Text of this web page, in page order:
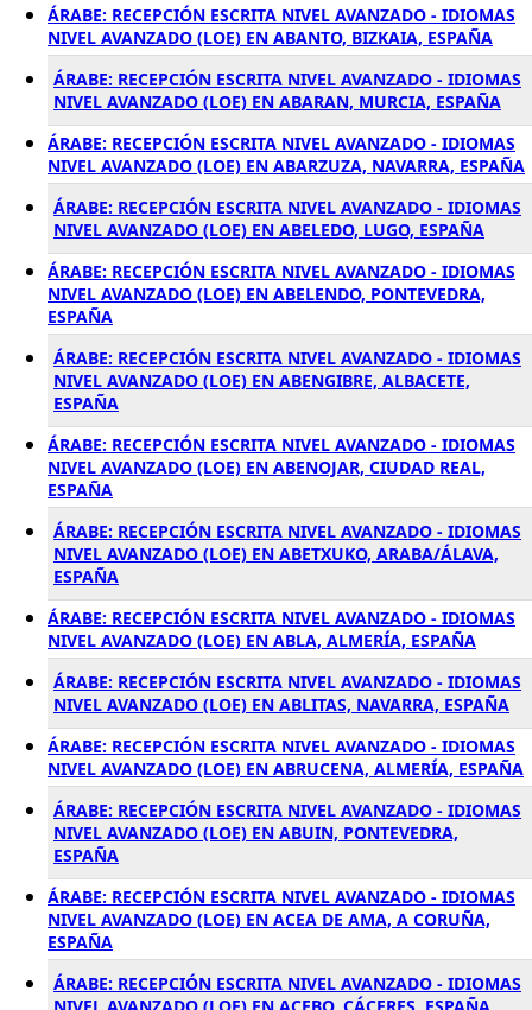
ÁRABE: RECEPCIÓN ESCRITA NIVEL AVANZADO - IDIOMAS
NIVEL AVANZADO (LOE) EN ABANTO, BIZKAIA, ESPAÑA
ÁRABE: RECEPCIÓN ESCRITA NIVEL AVANZADO - IDIOMAS
NIVEL AVANZADO (LOE) EN ABARAN, MURCIA, ESPAÑA
ÁRABE: RECEPCIÓN ESCRITA NIVEL AVANZADO - IDIOMAS
NIVEL AVANZADO (LOE) EN ABARZUZA, NAVARRA, ESPAÑA
ÁRABE: RECEPCIÓN ESCRITA NIVEL AVANZADO - IDIOMAS
NIVEL AVANZADO (LOE) EN ABELEDO, LUGO, ESPAÑA
ÁRABE: RECEPCIÓN ESCRITA NIVEL AVANZADO - IDIOMAS
NIVEL AVANZADO (LOE) EN ABELENDO, PONTEVEDRA,
ESPAÑA
ÁRABE: RECEPCIÓN ESCRITA NIVEL AVANZADO - IDIOMAS
NIVEL AVANZADO (LOE) EN ABENGIBRE, ALBACETE,
ESPAÑA
ÁRABE: RECEPCIÓN ESCRITA NIVEL AVANZADO - IDIOMAS
NIVEL AVANZADO (LOE) EN ABENOJAR, CIUDAD REAL,
ESPAÑA
ÁRABE: RECEPCIÓN ESCRITA NIVEL AVANZADO - IDIOMAS
NIVEL AVANZADO (LOE) EN ABETXUKO, ARABA/ÁLAVA,
ESPAÑA
ÁRABE: RECEPCIÓN ESCRITA NIVEL AVANZADO - IDIOMAS
NIVEL AVANZADO (LOE) EN ABLA, ALMERÍA, ESPAÑA
ÁRABE: RECEPCIÓN ESCRITA NIVEL AVANZADO - IDIOMAS
NIVEL AVANZADO (LOE) EN ABLITAS, NAVARRA, ESPAÑA
ÁRABE: RECEPCIÓN ESCRITA NIVEL AVANZADO - IDIOMAS
NIVEL AVANZADO (LOE) EN ABRUCENA, ALMERÍA, ESPAÑA
ÁRABE: RECEPCIÓN ESCRITA NIVEL AVANZADO - IDIOMAS
NIVEL AVANZADO (LOE) EN ABUIN, PONTEVEDRA,
ESPAÑA
ÁRABE: RECEPCIÓN ESCRITA NIVEL AVANZADO - IDIOMAS
NIVEL AVANZADO (LOE) EN ACEA DE AMA, A CORUÑA,
ESPAÑA
ÁRABE: RECEPCIÓN ESCRITA NIVEL AVANZADO - IDIOMAS